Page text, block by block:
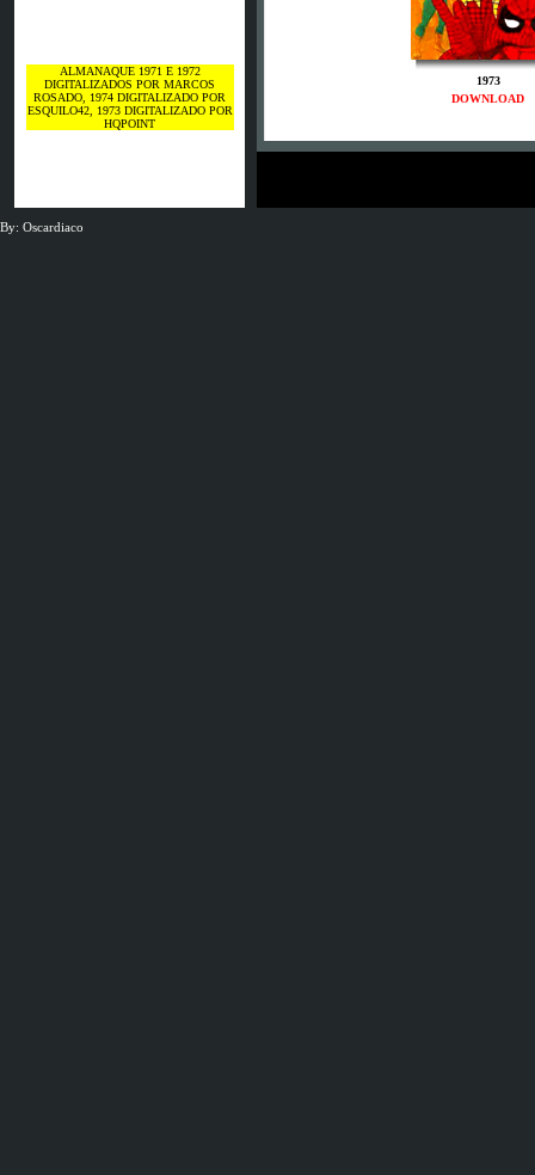
ALMANAQUE 1971 E 1972
DIGITALIZADOS POR MARCOS
ROSADO, 1974 DIGITALIZADO POR
ESQUILO42, 1973 DIGITALIZADO POR
HQPOINT
1973
DOWNLOAD
By: Oscardiaco